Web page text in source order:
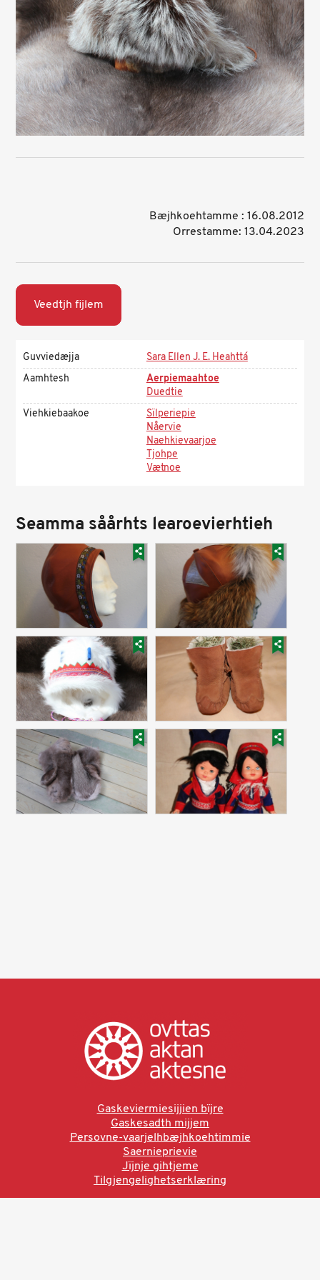
Bæjhkoehtamme : 16.08.2012
Orrestamme: 13.04.2023
Veedtjh fijlem
Guvviedæjja
Sara Ellen J. E. Heahttá
Aamhtesh
Aerpiemaahtoe
Duedtie
Viehkiebaakoe
Sïlperiepie
Nåervie
Naehkievaarjoe
Tjohpe
Vætnoe
Seamma såårhts learoevierhtieh
Gaskeviermiesijjien bïjre
Gaskesadth mijjem
Persovne-vaarjelhbæjhkoehtimmie
Saernieprievie
Jïjnje gihtjeme
Tilgjengelighetserklæring